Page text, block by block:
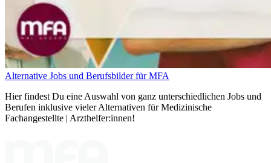
Alternative Jobs und Berufsbilder für MFA
Hier findest Du eine Auswahl von ganz unterschiedlichen Jobs und
Berufen inklusive vieler Alternativen für Medizinische
Fachangestellte | Arzthelfer:innen!